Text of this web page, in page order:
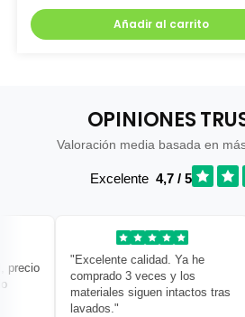
Añadir al carrito
OPINIONES
Valoración media basada en
Excelente 4,7 / 5
"Excelente calidad. Ya he
comprado 3 veces y los
materiales siguen intactos tras
lavados."